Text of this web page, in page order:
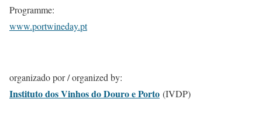
Programme:
www.portwineday.pt
organizado por / organized by:
Instituto dos Vinhos do Douro e Porto (IVDP)